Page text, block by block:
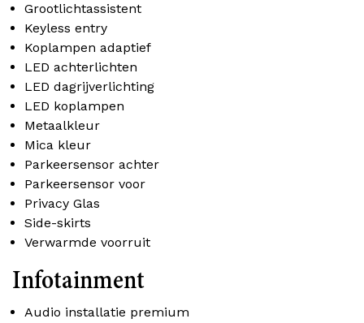
Grootlichtassistent
Keyless entry
Koplampen adaptief
LED achterlichten
LED dagrijverlichting
LED koplampen
Metaalkleur
Mica kleur
Parkeersensor achter
Parkeersensor voor
Privacy Glas
Side-skirts
Verwarmde voorruit
Infotainment
Audio installatie premium